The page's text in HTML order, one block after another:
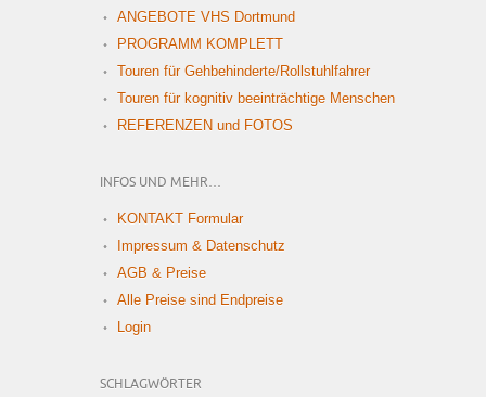
ANGEBOTE VHS Dortmund
PROGRAMM KOMPLETT
Touren für Gehbehinderte/Rollstuhlfahrer
Touren für kognitiv beeinträchtige Menschen
REFERENZEN und FOTOS
INFOS UND MEHR…
KONTAKT Formular
Impressum & Datenschutz
AGB & Preise
Alle Preise sind Endpreise
Login
SCHLAGWÖRTER